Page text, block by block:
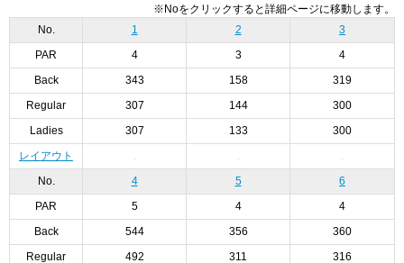
※Noをクリックすると詳細ページに移動します。
No.
1 2 3
PAR 4 3 4
Back 343 158 319
Regular 307 144 300
Ladies 307 133 300
レイアウト
No. 4 5 6
PAR 5 4 4
Back 544 356 360
Regular 492 311 316